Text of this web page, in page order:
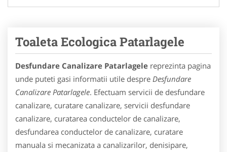
Toaleta Ecologica Patarlagele
Desfundare Canalizare Patarlagele reprezinta pagina
unde puteti gasi informatii utile despre Desfundare
Canalizare Patarlagele. Efectuam servicii de desfundare
canalizare, curatare canalizare, servicii desfundare
canalizare, curatarea conductelor de canalizare,
desfundarea conductelor de canalizare, curatare
manuala si mecanizata a canalizarilor, denisipare,